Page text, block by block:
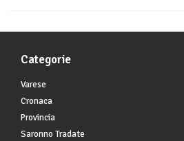
Categorie
Varese
Cronaca
Provincia
Saronno Tradate